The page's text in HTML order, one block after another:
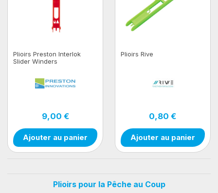
Plioirs Preston Interlok
Slider Winders
9,00 €
Ajouter au panier
Plioirs Rive
0,80 €
Ajouter au panier
Plioirs pour la Pêche au Coup